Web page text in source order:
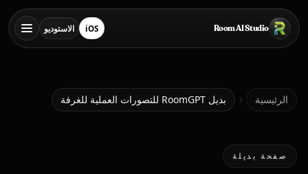
تخطي إلى المحتوى الرئيسي
Room AI Studioالرئيسية iOSتنزيل من App Storeالاستوديوفتح الاستوديو
Room AI Studio
الرئيسية بديل RoomGPT للتصورات العملية للغرفة
صفحة بديلة